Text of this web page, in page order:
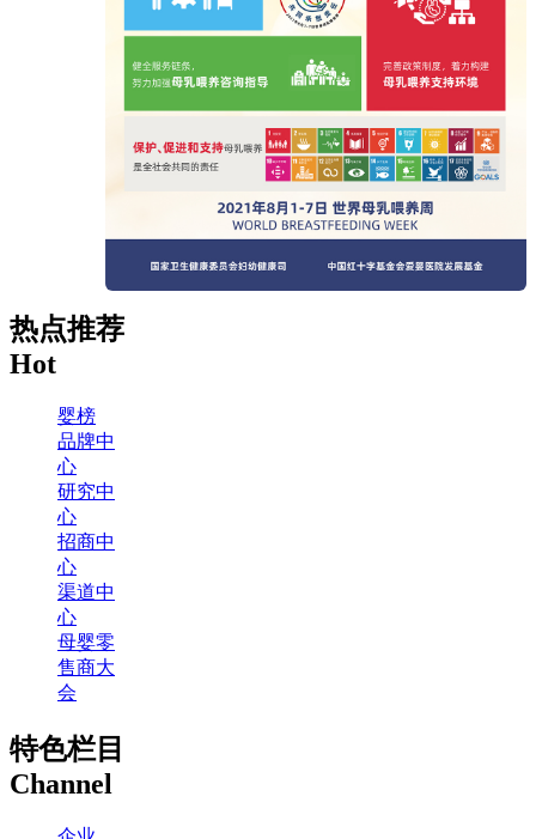
热点推荐
Hot
婴榜
品牌中
心
研究中
心
招商中
心
渠道中
心
母婴零
售商大
会
特色栏目
Channel